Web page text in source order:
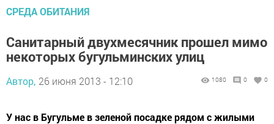
СРЕДА ОБИТАНИЯ
Санитарный двухмесячник прошел мимо
некоторых бугульминских улиц
Автор, 26 июня 2013 - 12:10 1080 0 0
У нас в Бугульме в зеленой посадке рядом с жилыми